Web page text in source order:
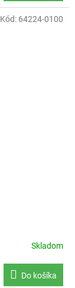
Skladom
Do košíka
Kód: 64224-0100